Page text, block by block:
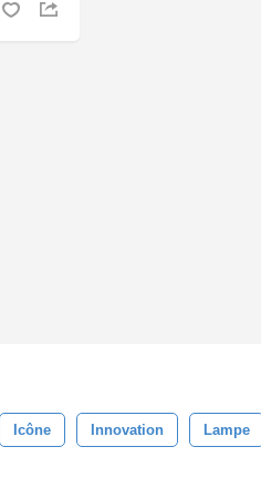
Icône Innovation Lampe